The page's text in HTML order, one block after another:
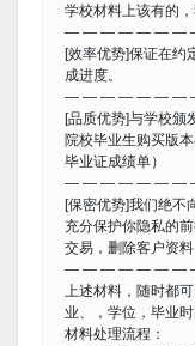
学校材料上该有的
— — — — — — —
[效率优势]保证在约
成进度。
— — — — — — —
[品质优势]与学校颁
院校毕业生购买版
毕业证成绩单）
— — — — — — —
[保密优势]我们绝不
充分保护你隐私的
交易，删除客户资料
— — — — — — —
上述材料，随时都
业、，学位，毕业
材料处理流程：